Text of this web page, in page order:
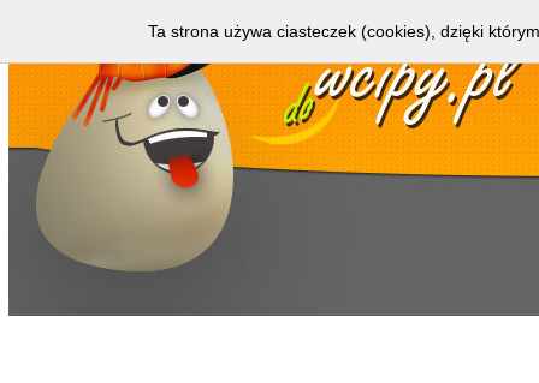
Ta strona używa ciasteczek (cookies), dzięki